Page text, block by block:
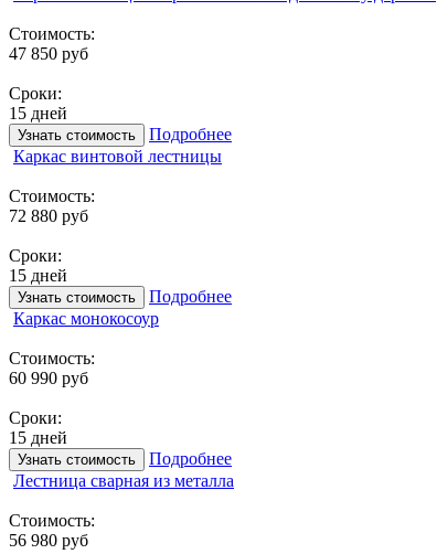
Стоимость:
47 850 руб
Сроки:
15 дней
Узнать стоимость
Подробнее
Каркас винтовой лестницы
Стоимость:
72 880 руб
Сроки:
15 дней
Узнать стоимость
Подробнее
Каркас монокосоур
Стоимость:
60 990 руб
Сроки:
15 дней
Узнать стоимость
Подробнее
Лестница сварная из металла
Стоимость:
56 980 руб